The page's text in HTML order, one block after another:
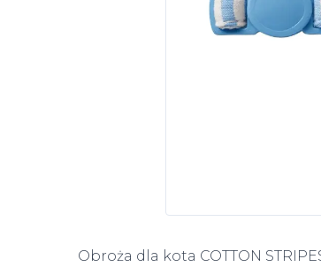
Obroża dla kota COTTON